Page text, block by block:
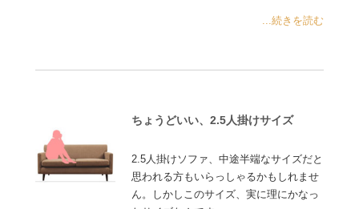
...続きを読む
ちょうどいい、2.5人掛けサイズ
2.5人掛けソファ、中途半端なサイズだと
思われる方もいらっしゃるかもしれませ
ん。しかしこのサイズ、実に理にかなっ